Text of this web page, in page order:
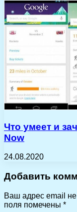
Что умеет и
Now
24.08.2020
Добавить
Ваш адрес email не
поля помечены *